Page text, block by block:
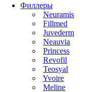
Филлеры
Neuramis
Fillmed
Juvederm
Neauvia
Princess
Revofil
Teosyal
Yvoire
Meline